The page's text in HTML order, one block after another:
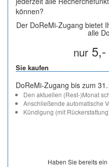
können?
Der DoReMi-Zugang bietet
alle
nur5,-
Sie kaufen
DoReMi-Zugang bis zum
Den aktuellen (Rest-)Monat
Anschließende automatische
Kündigung (mit
Haben Sie bereits ein